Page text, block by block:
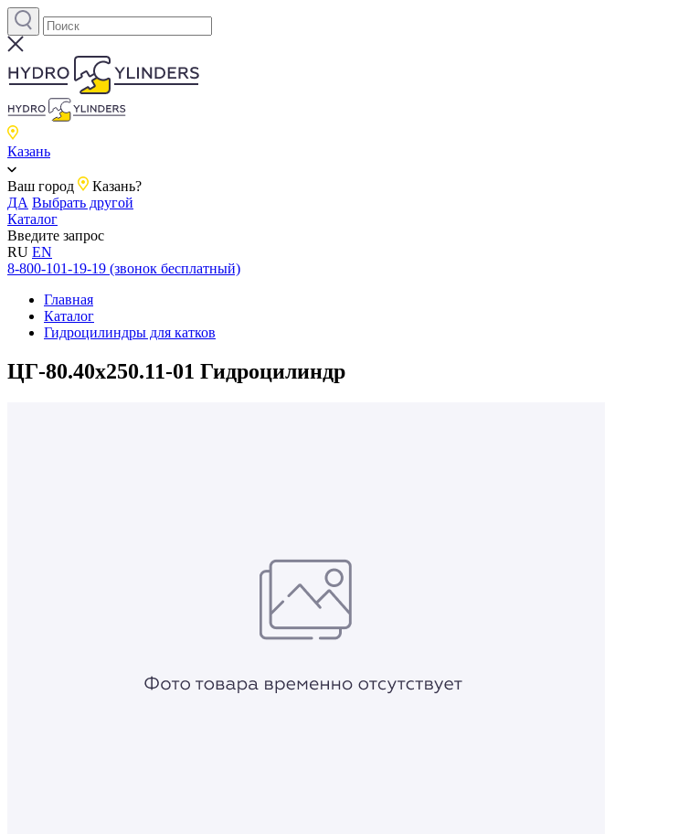
Казань
Ваш город
Казань?
ДА Выбрать другой
Каталог
Введите запрос
RU EN
8-800-101-19-19 (звонок бесплатный)
Главная
Каталог
Гидроцилиндры для катков
ЦГ-80.40х250.11-01 Гидроцилиндр